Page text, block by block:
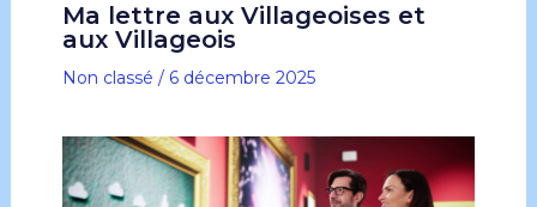
Ma lettre aux Villageoises et
aux Villageois
Non classé / 6 décembre 2025